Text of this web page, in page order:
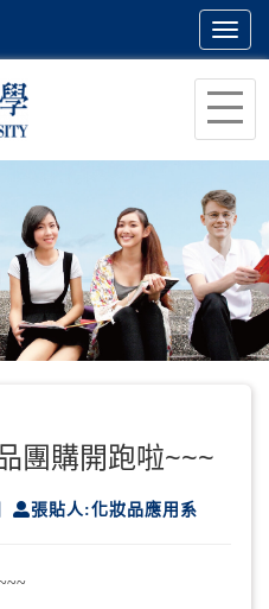
團購開跑啦~~~
張貼人:化妝品應用系